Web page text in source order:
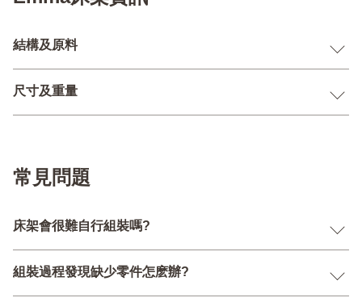
度
結構及原料
尺寸及重量
常見問題
床架會很難自行組裝嗎?
組裝過程發現缺少零件怎麽辦?